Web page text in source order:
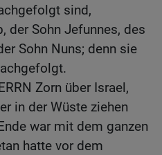
sind,
der Sohn Jefunnes, des
Sohn Nuns; denn sie
Zorn über Israel,
in der Wüste ziehen
war mit dem ganzen
hatte vor dem